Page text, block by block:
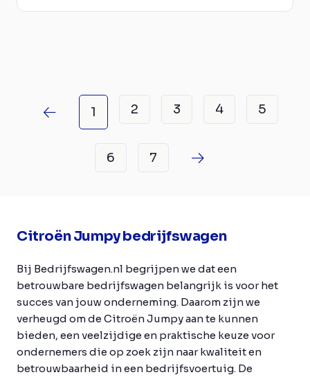
1 2 3 4 5
6 7
Citroën Jumpy bedrijfswagen
Bij Bedrijfswagen.nl begrijpen we dat een
betrouwbare bedrijfswagen belangrijk is voor het
succes van jouw onderneming. Daarom zijn we
verheugd om de Citroën Jumpy aan te kunnen
bieden, een veelzijdige en praktische keuze voor
ondernemers die op zoek zijn naar kwaliteit en
betrouwbaarheid in een bedrijfsvoertuig. De